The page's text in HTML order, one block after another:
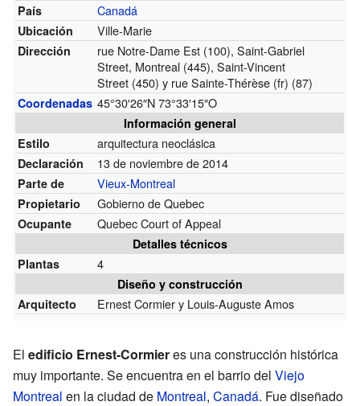
País
Canadá
Ubicación Ville-Marie
Dirección rue Notre-Dame Est (100), Saint-Gabriel
Street, Montreal (445), Saint-Vincent
Street (450) y rue Sainte-Thérèse (fr) (87)
Coordenadas 45°30′26″N73°33′15″O
Información general
Estilo
arquitectura neoclásica
Declaración 13 de noviembre de 2014
Parte de Vieux-Montreal
Propietario Gobierno de Quebec
Ocupante Quebec Court of Appeal
Detalles técnicos
Plantas
4
Diseño y construcción
Arquitecto
Ernest Cormier y Louis-Auguste Amos
El edificio Ernest-Cormieres una construcción histórica
muy importante. Se encuentra en el barrio del Viejo
Montreal en la ciudad de Montreal, Canadá. Fue diseñado